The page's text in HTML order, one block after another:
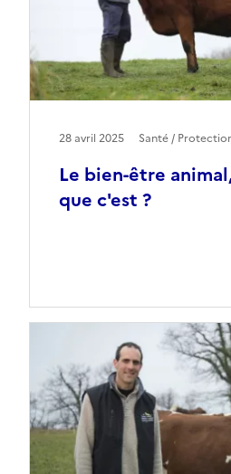
Le bien-être
que c'est ?
28 avril 2025 Santé /